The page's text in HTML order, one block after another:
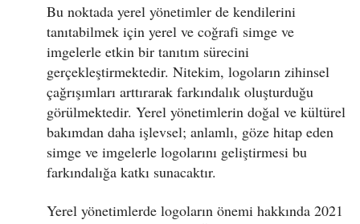
Bu noktada yerel yönetimler de kendilerini
tanıtabilmek için yerel ve coğrafi simge ve
imgelerle etkin bir tanıtım sürecini
gerçekleştirmektedir. Nitekim, logoların zihinsel
çağrışımları arttırarak farkındalık oluşturduğu
görülmektedir. Yerel yönetimlerin doğal ve kültürel
bakımdan daha işlevsel; anlamlı, göze hitap eden
simge ve imgelerle logolarını geliştirmesi bu
farkındalığa katkı sunacaktır.
Yerel yönetimlerde logoların önemi hakkında 2021